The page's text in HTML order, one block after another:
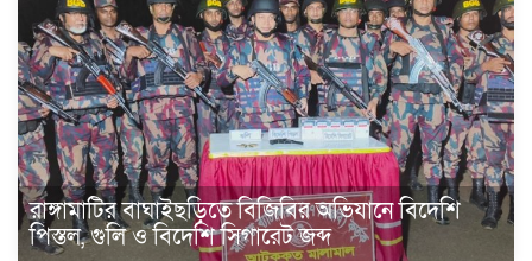
রাঙ্গামাটির বাঘাইছড়িতে বিজিবির অভিযানে বিদেশি
পিস্তল, গুলি ও বিদেশি সিগারেট জব্দ